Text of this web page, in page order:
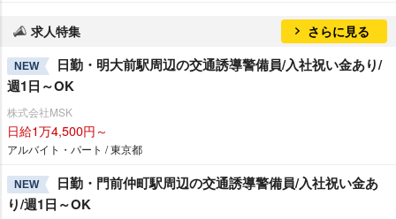
求人特集 さらに見る
NEW
日勤・明大前駅周辺の交通誘導警備員/入社祝い金あり/
週1日～OK
株式会社MSK
日給1万4,500円～
アルバイト・パート / 東京都
NEW
日勤・門前仲町駅周辺の交通誘導警備員/入社祝い金あ
り/週1日～OK